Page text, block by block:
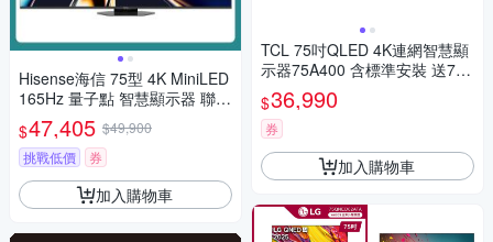
Hisense海信 75型 4K MiniLED
165Hz 量子點 智慧顯示器 聯網
液晶顯示器(75U8Q)
$47,405 $49,900
挑戰低價
券
加入購物車
TCL 75吋QLED 4K連網智慧顯
示器75A400 含標準安裝 送7-1
1商品卡1400元
$36,990
券
加入購物車